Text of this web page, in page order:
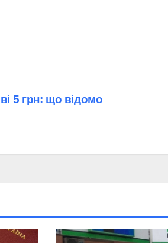
5 грн: що відомо